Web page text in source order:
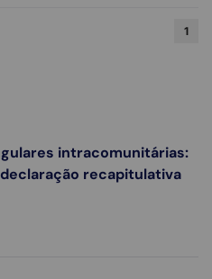
1
intracomunitárias:
recapitulativa